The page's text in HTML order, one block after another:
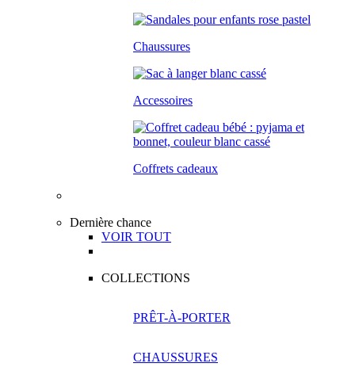
Chaussures
Accessoires
Coffrets cadeaux
Dernière chance
VOIR TOUT
COLLECTIONS
PRÊT-À-PORTER
CHAUSSURES